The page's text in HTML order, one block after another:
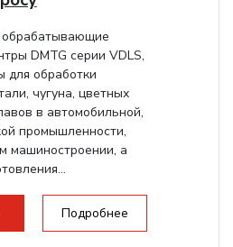
DMTG серии VDLS,
для обработки
чугуна, цветных
в автомобильной,
промышленности,
машиностроении, а
Подробнее